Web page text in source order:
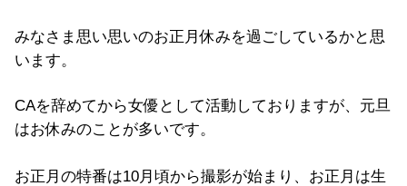
みなさま思い思いのお正月休みを過ごしているかと思
います。
CAを辞めてから女優として活動しておりますが、元旦
はお休みのことが多いです。
お正月の特番は10月頃から撮影が始まり、お正月は生